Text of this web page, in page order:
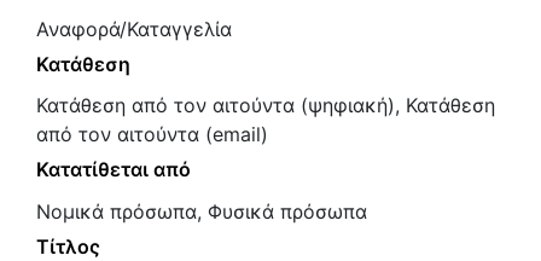
Αναφορά/Καταγγελία
Κατάθεση
Κατάθεση από τον αιτούντα (ψηφιακή), Κατάθεση
από τον αιτούντα (email)
Κατατίθεται από
Νομικά πρόσωπα, Φυσικά πρόσωπα
Τίτλος